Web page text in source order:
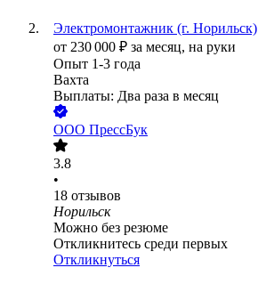
Электромонтажник (г. Норильск)
от 230 000 ₽ за месяц, на руки
Опыт 1-3 года
Вахта
Выплаты: Два раза в месяц
ООО ПрессБук
3.8
•
18 отзывов
Норильск
Можно без резюме
Откликнитесь среди первых
Откликнуться